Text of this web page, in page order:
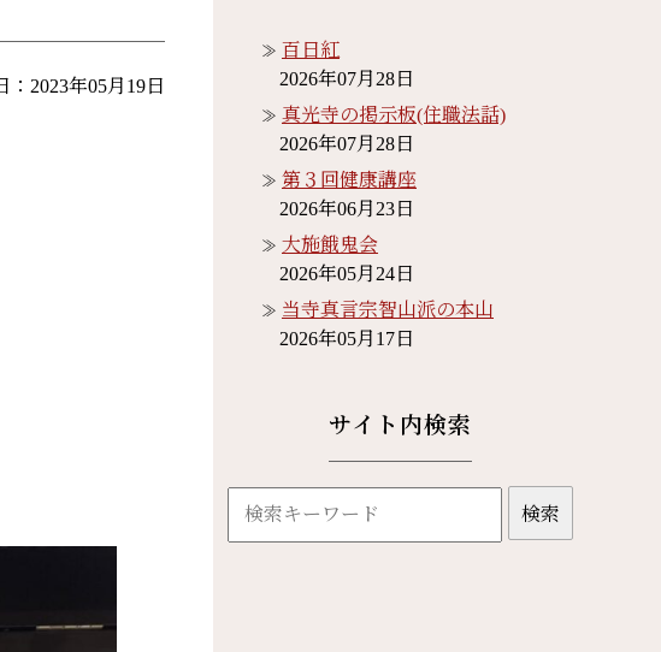
：2023年05月19日
百日紅
2026年07月28日
真光寺の掲示板(住職法話)
2026年07月28日
第３回健康講座
2026年06月23日
大施餓鬼会
2026年05月24日
当寺真言宗智山派の本山
2026年05月17日
サイト内検索